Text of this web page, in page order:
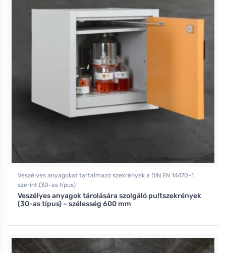
Veszélyes anyagokat tartalmazó szekrények a DIN EN 14470-1
szerint (30-as típus)
Veszélyes anyagok tárolására szolgáló pultszekrények
(30-as típus) – szélesség 600 mm